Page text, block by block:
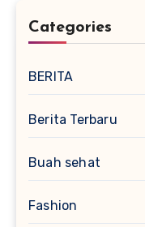
Categories
BERITA
Berita Terbaru
Buah sehat
Fashion